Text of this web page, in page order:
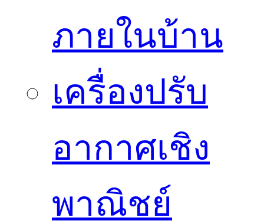
ภายในบ้าน
เครื่องปรับ
อากาศเชิง
พาณิชย์